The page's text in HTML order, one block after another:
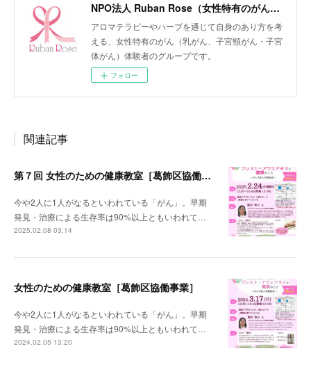
NPO法人 Ruban Rose（女性特有のがん患者会）
アロマテラピーやハーブを通じて自身のあり方を考
える、女性特有のがん（乳がん、子宮頸がん・子宮
体がん）体験者のグループです。
フォロー
関連記事
第７回 女性のための健康教室［葛飾区協働事業］
今や2人に1人がなるといわれている「がん」。早期
発見・治療による生存率は90%以上ともいわれて…
2025.02.08 03:14
女性のための健康教室［葛飾区協働事業］
今や2人に1人がなるといわれている「がん」。早期
発見・治療による生存率は90%以上ともいわれて…
2024.02.05 13:20